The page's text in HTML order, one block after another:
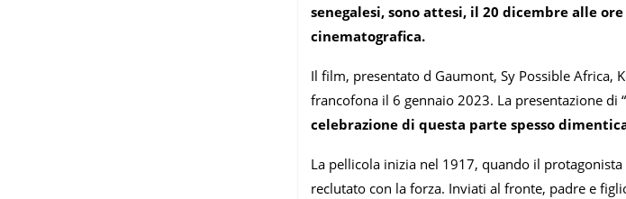
senegalesi, sono attesi, il 20 dicembre alle
cinematografica.
Il film, presentato d Gaumont, Sy Possible Africa,
francofona il 6 gennaio 2023. La presentazione di
celebrazione di questa parte spesso
La pellicola inizia nel 1917, quando il
reclutato con la forza. Inviati al fronte, padre e